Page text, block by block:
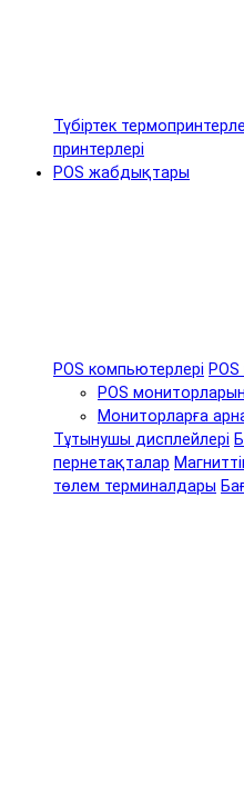
Түбіртек
принтерлері
POS жабдықтары
POS компьютерлері
POS мониторларын
Мониторларға
Тұтынушы дисплейлері
пернетақталар
төлем терминалдары